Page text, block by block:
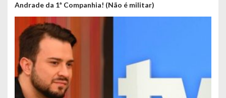
Andrade da 1ª Companhia! (Não é militar)